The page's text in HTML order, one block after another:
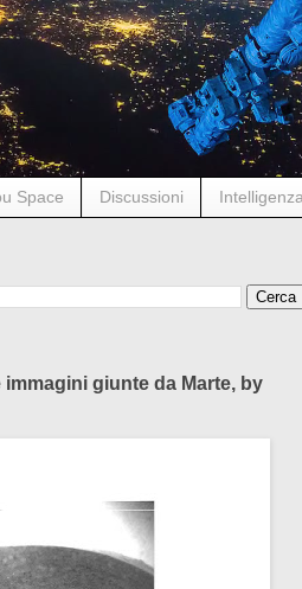
Space Discussioni
giunte da Marte, by